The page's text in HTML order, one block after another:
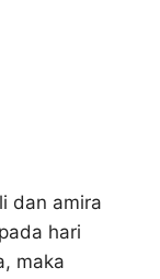
dan amira
hari
maka